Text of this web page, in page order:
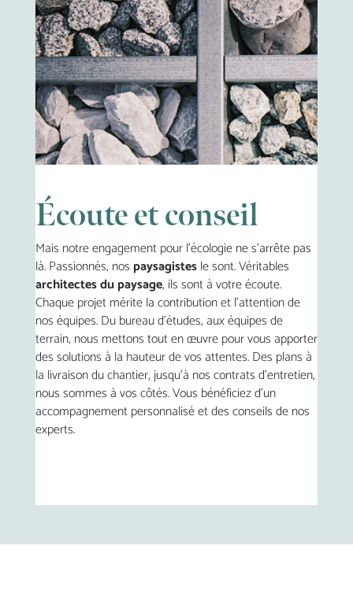
Écoute et conseil
Mais notre engagement pour l’écologie ne s’arrête pas
là. Passionnés, nos paysagistesle sont. Véritables
architectes du paysage, ils sont à votre écoute.
Chaque projet mérite la contribution et l’attention de
nos équipes. Du bureau d’études, aux équipes de
terrain, nous mettons tout en œuvre pour vous apporter
des solutions à la hauteur de vos attentes. Des plans à
la livraison du chantier, jusqu’à nos contrats d’entretien,
nous sommes à vos côtés. Vous bénéficiez d’un
accompagnement personnalisé et des conseils de nos
experts.